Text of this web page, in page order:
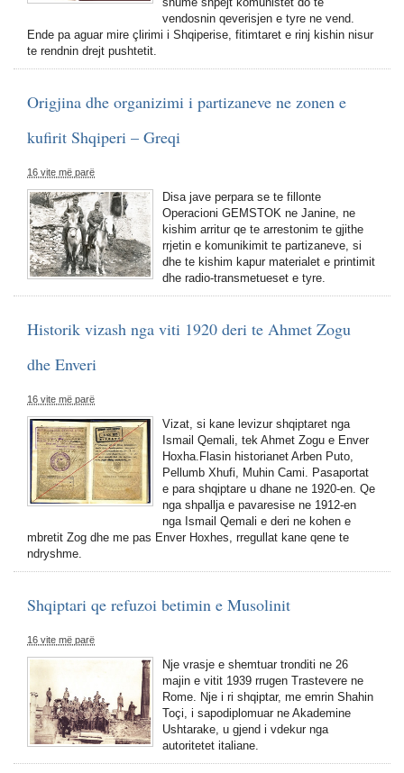
vendosnin qeverisjen e tyre ne vend.
Ende pa aguar mire çlirimi i Shqiperise, fitimtaret e rinj kishin nisur
te rendnin drejt pushtetit.
Origjina dhe organizimi i partizaneve ne zonen e
kufirit Shqiperi – Greqi
16 vite më parë
Disa jave perpara se te fillonte
Operacioni GEMSTOK ne Janine, ne
kishim arritur qe te arrestonim te gjithe
rrjetin e komunikimit te partizaneve, si
dhe te kishim kapur materialet e printimit
dhe radio-transmetueset e tyre.
Historik vizash nga viti 1920 deri te Ahmet Zogu
dhe Enveri
16 vite më parë
Vizat, si kane levizur shqiptaret nga
Ismail Qemali, tek Ahmet Zogu e Enver
Hoxha.Flasin historianet Arben Puto,
Pellumb Xhufi, Muhin Cami. Pasaportat
e para shqiptare u dhane ne 1920-en. Qe
nga shpallja e pavaresise ne 1912-en
nga Ismail Qemali e deri ne kohen e
mbretit Zog dhe me pas Enver Hoxhes, rregullat kane qene te
ndryshme.
Shqiptari qe refuzoi betimin e Musolinit
16 vite më parë
Nje vrasje e shemtuar tronditi ne 26
majin e vitit 1939 rrugen Trastevere ne
Rome. Nje i ri shqiptar, me emrin Shahin
Toçi, i sapodiplomuar ne Akademine
Ushtarake, u gjend i vdekur nga
autoritetet italiane.